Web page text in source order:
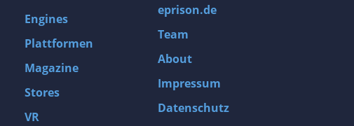
Engines
Plattformen
Magazine
Stores
VR
eprison.de
Team
About
Impressum
Datenschutz